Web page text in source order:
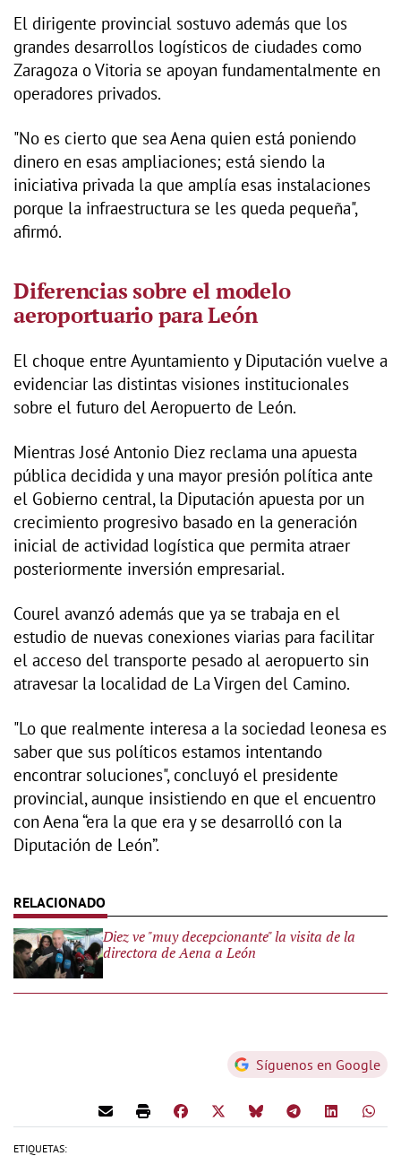
El dirigente provincial sostuvo además que los
grandes desarrollos logísticos de ciudades como
Zaragoza o Vitoria se apoyan fundamentalmente en
operadores privados.
"No es cierto que sea Aena quien está poniendo
dinero en esas ampliaciones; está siendo la
iniciativa privada la que amplía esas instalaciones
porque la infraestructura se les queda pequeña",
afirmó.
Diferencias sobre el modelo
aeroportuario para León
El choque entre Ayuntamiento y Diputación vuelve a
evidenciar las distintas visiones institucionales
sobre el futuro del Aeropuerto de León.
Mientras José Antonio Diez reclama una apuesta
pública decidida y una mayor presión política ante
el Gobierno central, la Diputación apuesta por un
crecimiento progresivo basado en la generación
inicial de actividad logística que permita atraer
posteriormente inversión empresarial.
Courel avanzó además que ya se trabaja en el
estudio de nuevas conexiones viarias para facilitar
el acceso del transporte pesado al aeropuerto sin
atravesar la localidad de La Virgen del Camino.
"Lo que realmente interesa a la sociedad leonesa es
saber que sus políticos estamos intentando
encontrar soluciones", concluyó el presidente
provincial, aunque insistiendo en que el encuentro
con Aena “era la que era y se desarrolló con la
Diputación de León”.
Diez ve "muy decepcionante" la visita de la
directora de Aena a León
Síguenos en Google
ETIQUETAS: